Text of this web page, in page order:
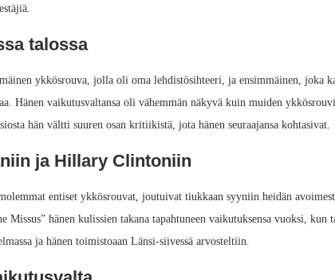
talossa
ykkösrouva, jolla oli oma lehdistösihteeri, ja ensimmäinen, joka
Hänen vaikutusvaltansa oli vähemmän näkyvä kuin muiden
hän vältti suuren osan kritiikistä, jota hänen seuraajansa kohtasivat.
ja Hillary Clintoniin
entiset ykkösrouvat, joutuivat tiukkaan syyniin heidän
Missus” hänen kulissien takana tapahtuneen vaikutuksensa vuoksi, kun
ja hänen toimistoaan Länsi-siivessä arvosteltiin.